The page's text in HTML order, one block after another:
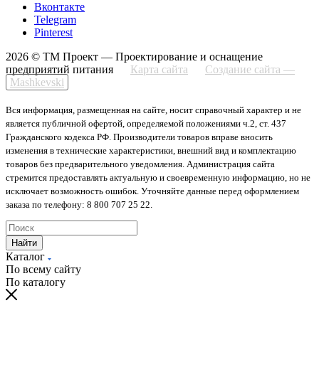
Вконтакте
Telegram
Pinterest
2026 © ТМ Проект — Проектирование и оснащение
предприятий питания
Карта сайта
Создание сайта —
Mashkevski
Вся информация, размещенная на сайте, носит справочный характер и не
является публичной офертой, определяемой положениями ч.2, ст. 437
Гражданского кодекса РФ. Производители товаров вправе вносить
изменения в технические характеристики, внешний вид и комплектацию
товаров без предварительного уведомления. Администрация сайта
стремится предоставлять актуальную и своевременную информацию, но не
исключает возможность ошибок. Уточняйте данные перед оформлением
заказа по телефону: 8 800 707 25 22.
Найти
Каталог
По всему сайту
По каталогу